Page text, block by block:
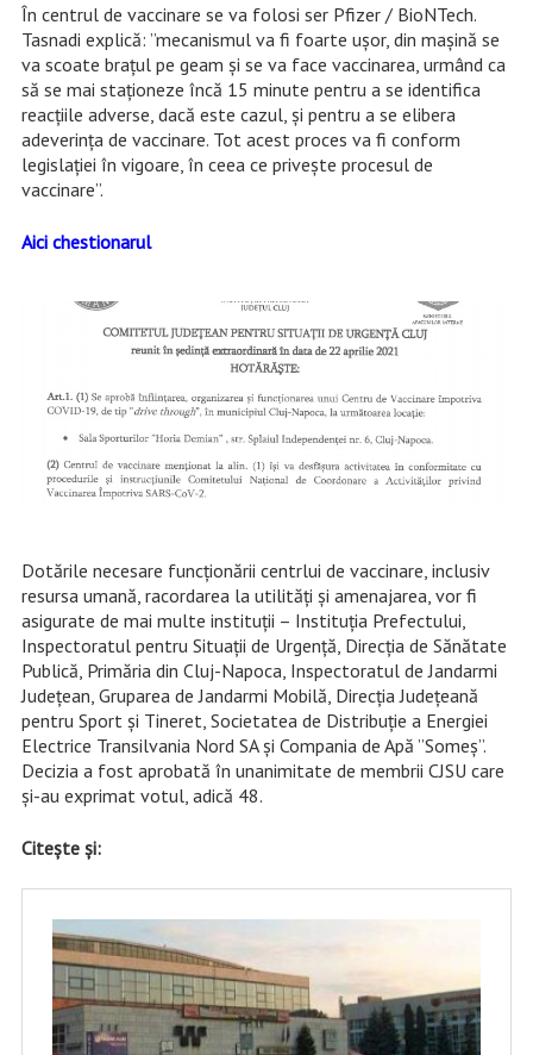
În centrul de vaccinare se va folosi ser Pfizer / BioNTech.
Tasnadi explică: ”mecanismul va fi foarte ușor, din mașină se
va scoate brațul pe geam și se va face vaccinarea, urmând ca
să se mai staționeze încă 15 minute pentru a se identifica
reacțiile adverse, dacă este cazul, și pentru a se elibera
adeverința de vaccinare. Tot acest proces va fi conform
legislației în vigoare, în ceea ce privește procesul de
vaccinare”.
Aici chestionarul
Dotările necesare funcționării centrlui de vaccinare, inclusiv
resursa umană, racordarea la utilități și amenajarea, vor fi
asigurate de mai multe instituții – Instituția Prefectului,
Inspectoratul pentru Situații de Urgență, Direcția de Sănătate
Publică, Primăria din Cluj-Napoca, Inspectoratul de Jandarmi
Județean, Gruparea de Jandarmi Mobilă, Direcția Județeană
pentru Sport și Tineret, Societatea de Distribuție a Energiei
Electrice Transilvania Nord SA și Compania de Apă ”Someș”.
Decizia a fost aprobată în unanimitate de membrii CJSU care
și-au exprimat votul, adică 48.
Citește și: